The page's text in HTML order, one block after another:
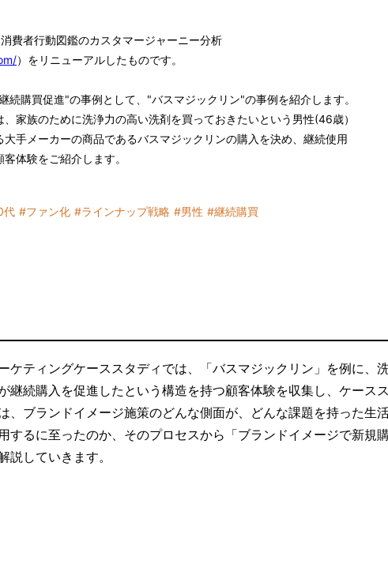
費者行動図鑑のカスタマージャーニー分析
）をリニューアルしたものです。
購買促進"の事例として、"バスマジックリン"の事例を紹介します。
家族のために洗浄力の高い洗剤を買っておきたいという男性(46歳）
手メーカーの商品であるバスマジックリンの購入を決め、継続使用
体験をご紹介します。
代 #ファン化 #ラインナップ戦略 #男性 #継続購買
ケティングケーススタディでは、「バスマジックリン」を例に、
継続購入を促進したという構造を持つ顧客体験を収集し、ケース
、ブランドイメージ施策のどんな側面が、どんな課題を持った生
するに至ったのか、そのプロセスから「ブランドイメージで新規
説していきます。